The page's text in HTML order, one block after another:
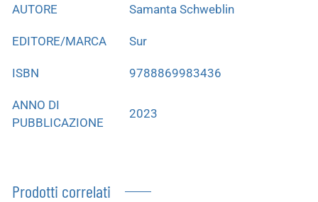
AUTORE Samanta Schweblin
EDITORE/MARCA Sur
ISBN 9788869983436
ANNO DI
PUBBLICAZIONE
2023
Prodotti correlati